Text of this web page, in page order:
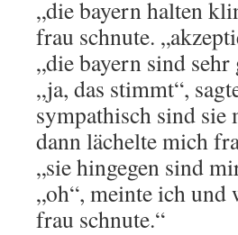
„die bayern halten
frau schnute.
„die bayern sind
„ja, das stimmt“,
sympathisch sind
dann lächelte mich
„sie hingegen sind
„oh“, meinte ich und
frau schnute.“